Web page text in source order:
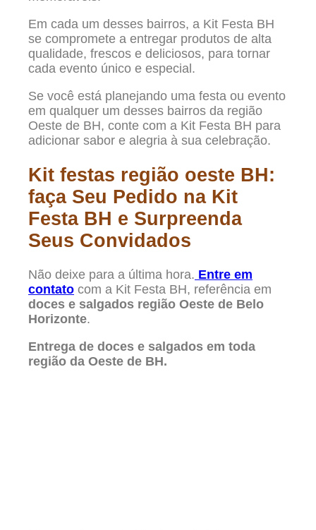
Em cada um desses bairros, a Kit Festa BH
se compromete a entregar produtos de alta
qualidade, frescos e deliciosos, para tornar
cada evento único e especial.
Se você está planejando uma festa ou evento
em qualquer um desses bairros da região
Oeste de BH, conte com a Kit Festa BH para
adicionar sabor e alegria à sua celebração.
Kit festas região oeste BH:
faça Seu Pedido na Kit
Festa BH e Surpreenda
Seus Convidados
Não deixe para a última hora. Entre em
contato com a Kit Festa BH, referência em
doces e salgados região Oeste de Belo
Horizonte.
Entrega de doces e salgados em toda
região da Oeste de BH.